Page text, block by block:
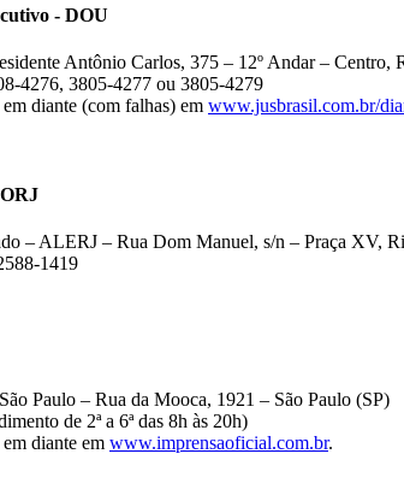
- DOU
Antônio Carlos, 375 – 12º Andar – Centro,
4276, 3805-4277 ou 3805-4279
diante (com falhas) em www.jusbrasil.com.br/
– ALERJ – Rua Dom Manuel, s/n – Praça XV,
1419
Paulo – Rua da Mooca, 1921 – São Paulo (SP)
de 2ª a 6ª das 8h às 20h)
diante em www.imprensaoficial.com.br.